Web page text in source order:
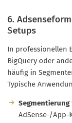
6.
Setups
In professionellen
BigQuery oder
häufig in
Typische
Segmentierung
AdSense-/App-